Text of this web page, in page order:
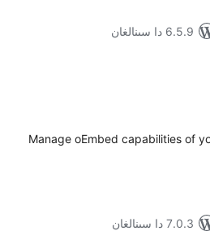
6.5.9 دا سىنالغان
Manage oEmbed capabilities of
7.0.3 دا سىنالغان